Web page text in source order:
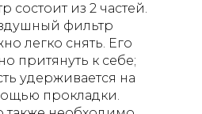
состоит из 2 частей.
фильтр
легко снять. Его
притянуть к себе;
удерживается на
прокладки.